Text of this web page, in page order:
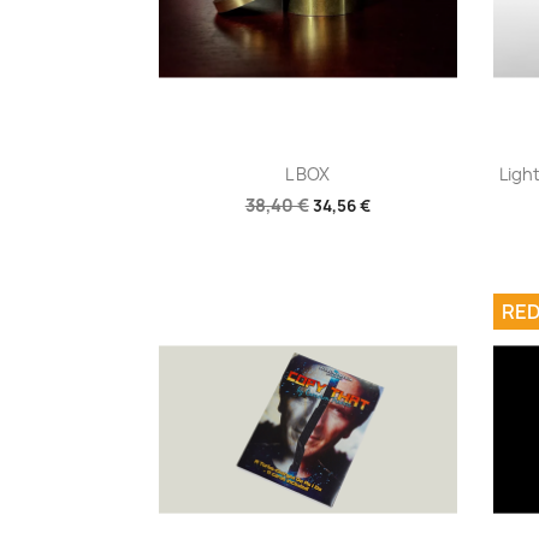
Aperçu rapide
L BOX
38,40 €34,56 €